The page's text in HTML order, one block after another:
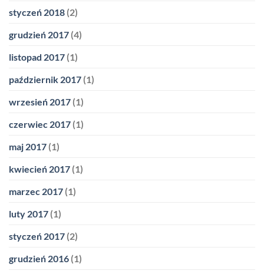
styczeń 2018 (2)
grudzień 2017 (4)
listopad 2017 (1)
październik 2017 (1)
wrzesień 2017 (1)
czerwiec 2017 (1)
maj 2017 (1)
kwiecień 2017 (1)
marzec 2017 (1)
luty 2017 (1)
styczeń 2017 (2)
grudzień 2016 (1)